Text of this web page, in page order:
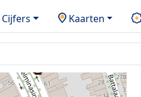
Cijfers Kaarten